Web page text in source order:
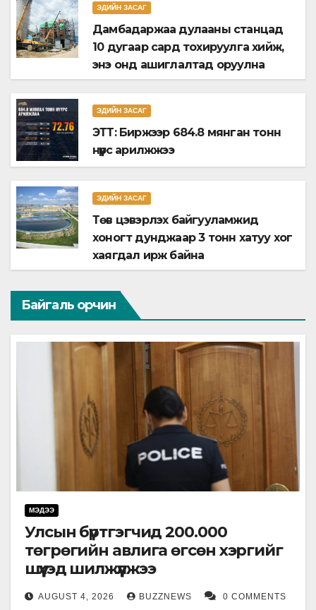
ЭДИЙН ЗАСАГ
Дамбадаржаа дулааны станцад
10 дугаар сард тохируулга хийж,
энэ онд ашиглалтад оруулна
ЭДИЙН ЗАСАГ
ЭТТ: Биржээр 684.8 мянган тонн
нүүрс арилжжээ
ЭДИЙН ЗАСАГ
Төв цэвэрлэх байгууламжид
хоногт дунджаар 3 тонн хатуу хог
хаягдал ирж байна
Байгаль орчин
МЭДЭЭ
Улсын бүртгэгчид 200.000
төгрөгийн авлига өгсөн хэргийг
шүүхэд шилжүүлжээ
AUGUST 4, 2026 BUZZNEWS 0 COMMENTS